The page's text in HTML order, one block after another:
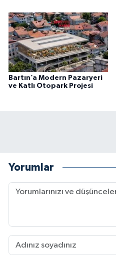
Bartın’a Modern Pazaryeri
ve Katlı Otopark Projesi
Yorumlar